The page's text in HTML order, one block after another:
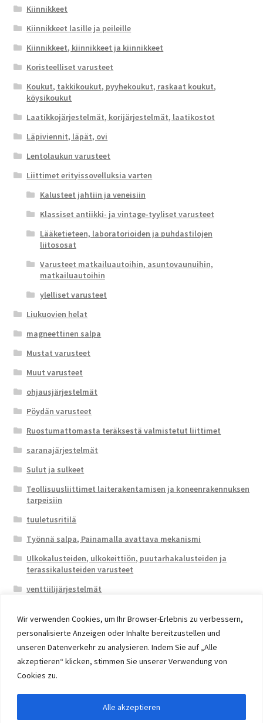
Wir verwenden Cookies, um Ihr Browser-Erlebnis zu verbessern,
personalisierte Anzeigen oder Inhalte bereitzustellen und
unseren Datenverkehr zu analysieren. Indem Sie auf „Alle
akzeptieren“ klicken, stimmen Sie unserer Verwendung von
Cookies zu.
Alle akzeptieren
Kiinnikkeet
Kiinnikkeet lasille ja peileille
Kiinnikkeet, kiinnikkeet ja kiinnikkeet
Koristeelliset varusteet
Koukut, takkikoukut, pyyhekoukut, raskaat koukut,
köysikoukut
Laatikkojärjestelmät, korijärjestelmät, laatikostot
Läpiviennit, läpät, ovi
Lentolaukun varusteet
Liittimet erityissovelluksia varten
Kalusteet jahtiin ja veneisiin
Klassiset antiikki- ja vintage-tyyliset varusteet
Lääketieteen, laboratorioiden ja puhdastilojen
liitososat
Varusteet matkailuautoihin, asuntovaunuihin,
matkailuautoihin
ylelliset varusteet
Liukuovien helat
magneettinen salpa
Mustat varusteet
Muut varusteet
ohjausjärjestelmät
Pöydän varusteet
Ruostumattomasta teräksestä valmistetut liittimet
saranajärjestelmät
Sulut ja sulkeet
Teollisuusliittimet laiterakentamisen ja koneenrakennuksen
tarpeisiin
tuuletusritilä
Työnnä salpa, Painamalla avattava mekanismi
Ulkokalusteiden, ulkokeittiön, puutarhakalusteiden ja
terassikalusteiden varusteet
venttiilijärjestelmät
© 2026 Eruon Trade UG, Germany, member of the ERUON